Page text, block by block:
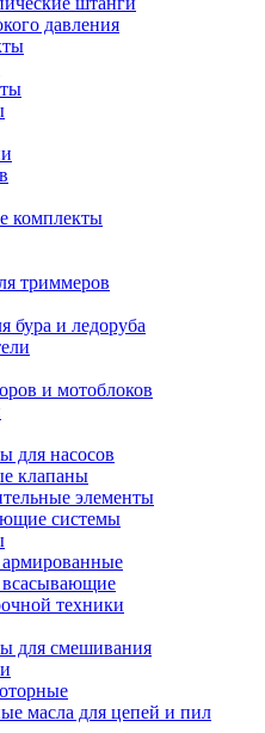
давления
комплекты
триммеров
бура и ледоруба
и мотоблоков
для насосов
клапаны
элементы
системы
техники
для смешивания
масла для цепей и пил